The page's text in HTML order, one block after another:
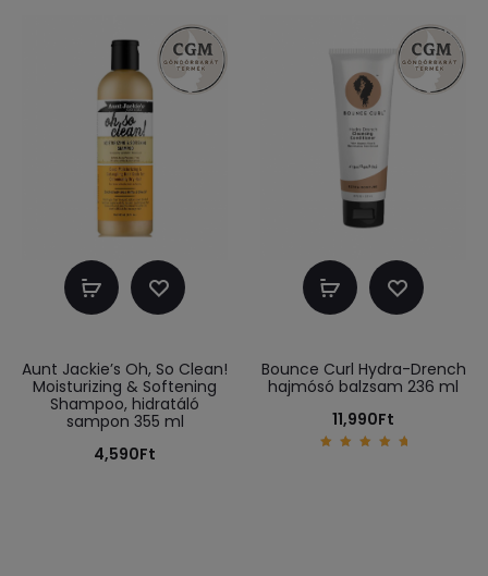
Kosárba
Aunt Jackie’s Oh, So Clean!
Moisturizing & Softening
Shampoo, hidratáló
sampon 355 ml
4,590Ft
Kosárba
Bounce Curl Hydra-Drench
hajmósó balzsam 236 ml
11,990Ft